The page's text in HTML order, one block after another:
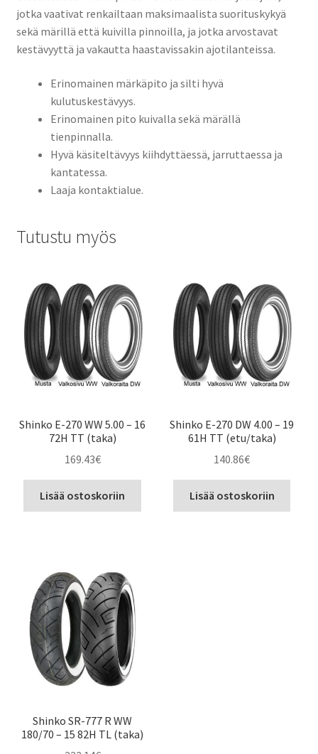
jotka vaativat renkailtaan maksimaalista suorituskykyä
sekä märillä että kuivilla pinnoilla, ja jotka arvostavat
kestävyyttä ja vakautta haastavissakin ajotilanteissa.
Erinomainen märkäpito ja silti hyvä
kulutuskestävyys.
Erinomainen pito kuivalla sekä märällä
tienpinnalla.
Hyvä käsiteltävyys kiihdyttäessä, jarruttaessa ja
kantatessa.
Laaja kontaktialue.
Tutustu myös
Shinko E-270 WW 5.00 – 16
72H TT (taka)
169.43€
Lisää ostoskoriin
Shinko E-270 DW 4.00 – 19
61H TT (etu/taka)
140.86€
Lisää ostoskoriin
Shinko SR-777 R WW
180/70 – 15 82H TL (taka)